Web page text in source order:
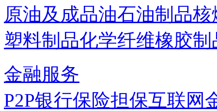
原油及成品油石油制品核
塑料制品化学纤维橡胶制
金融服务
P2P银行保险担保互联网